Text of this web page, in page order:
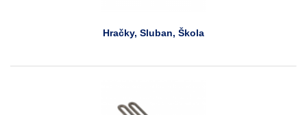
Hračky, Sluban, Škola